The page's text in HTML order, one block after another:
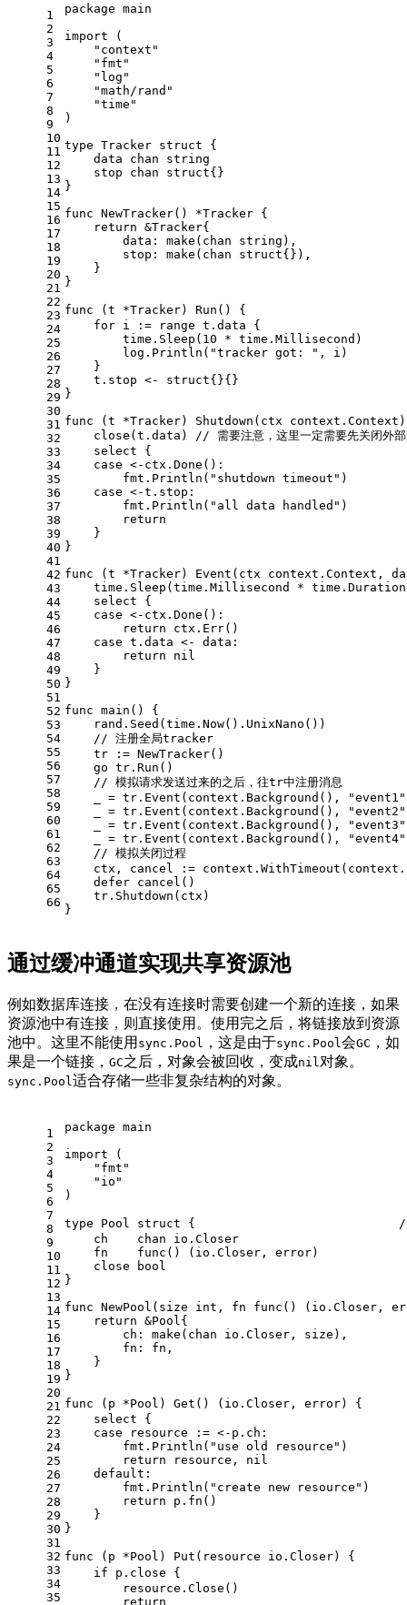
1
2
3
4
5
6
7
8
9
10
11
12
13
14
15
16
17
18
19
20
21
22
23
24
25
26
27
28
29
30
31
32
33
34
35
36
37
38
39
40
41
42
43
44
45
46
47
48
49
50
51
52
53
54
55
56
57
58
59
60
61
62
63
64
65
66
package main
import (
"context"
"fmt"
"log"
"math/rand"
"time"
)
type Tracker struct {
    data
chan
string
    stop
chan struct{}
}
func NewTracker()
*Tracker {
return &Tracker{
        data:
make ( chan string ),
        stop:
make ( chan struct{}),
    }
}
func (t *Tracker)
for i := range t.data {
        time.Sleep(
10 * time.Millisecond)
        log.Println(
"tracker got: " , i)
    }
    t.stop <-
struct{}{}
}
func
(t *Tracker)
Shutdown(ctx
close (t.data)
// 需要注意，这里一定需要先关闭外
select {
case <-ctx.Done():
        fmt.Println(
"shutdown timeout" )
case <-t.stop:
        fmt.Println(
"all data handled" )
return
    }
}
func
(t *Tracker)
Event(ctx context.Context,
time.Sleep(time.Millisecond *
select {
case <-ctx.Done():
return ctx.Err()
case t.data <- data:
return
nil
    }
}
func main ()
{
    rand.Seed(time.Now().UnixNano())
// 注册全局tracker
    tr := NewTracker()
go tr.Run()
// 模拟请求发送过来的之后，往tr中注册消息
    _ = tr.Event(context.Background(),
"event1"
    _ = tr.Event(context.Background(),
"event2"
    _ = tr.Event(context.Background(),
"event3"
    _ = tr.Event(context.Background(),
"event4"
// 模拟关闭过程
ctx, cancel :=
defer cancel()
    tr.Shutdown(ctx)
}
通过缓冲通道实现共享资源池
例如数据库连接，在没有连接时需要创建一个新的连接，如果
资源池中有连接，则直接使用。使用完之后，将链接放到资源
池中。这里不能使用 sync.Pool ，这是由于sync.Pool会GC ，如
果是一个链接， GC之后，对象会被回收，变成nil对象。
sync.Pool适合存储一些非复杂结构的对象。
1
2
3
4
5
6
7
8
9
10
11
12
13
14
15
16
17
18
19
20
21
22
23
24
25
26
27
28
29
30
31
32
33
34
35
package main
import (
"fmt"
"io"
)
type Pool struct {
    ch
chan io.Closer
    fn
func () (io.Closer, error)
close
bool
}
func NewPool (size int , fn func () (io.Closer,
return &Pool{
        ch:
make ( chan io.Closer, size),
        fn: fn,
    }
}
func (p *Pool) Get() (io.Closer, error)
select {
case resource := <-p.ch:
        fmt.Println(
"use old resource" )
return resource, nil
default :
        fmt.Println(
"create new resource" )
return p.fn()
    }
}
func (p *Pool)
Put(resource
if p. close
        resource.Close()
return